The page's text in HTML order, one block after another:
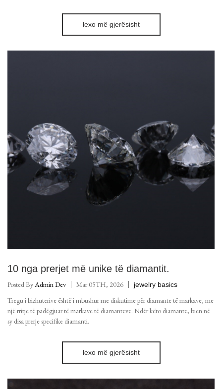
lexo më gjerësisht
10 nga prerjet më unike të diamantit.
Posted ByAdmin Dev Mar 05TH, 2026 jewelry basics
Tregu i bizhuterive është i mbushur me diskutime për diamante të markave, me
një rritje të padëgjuar të markave të diamanteve. Ndër këto diamante, bien në
sy disa prerje specifike diamanti.
lexo më gjerësisht